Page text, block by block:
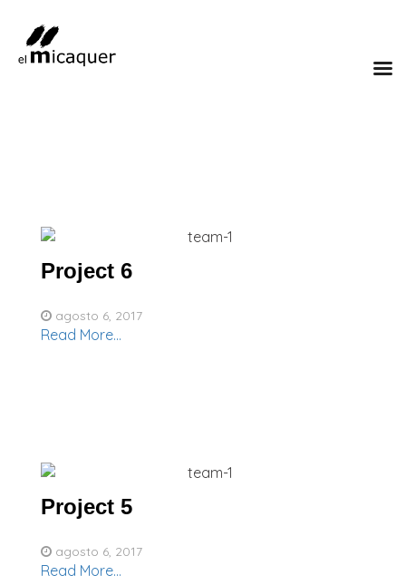
Project 6
agosto 6, 2017
Read More...
Project 5
agosto 6, 2017
Read More...